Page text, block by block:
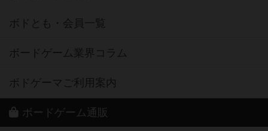
ボドとも・会員一覧
ボードゲーム業界コラム
ボドゲーマご利用案内
ボードゲーム通販